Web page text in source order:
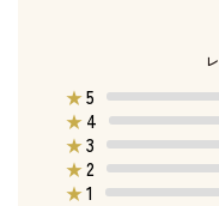
★5
★ 4
★3
★2
★1